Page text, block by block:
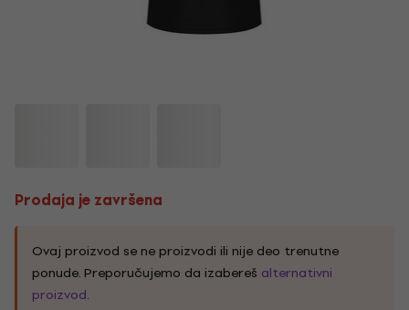
Prodaja je završena
Ovaj proizvod se ne proizvodi ili nije deo trenutne
ponude. Preporučujemo da izabereš alternativni
proizvod.